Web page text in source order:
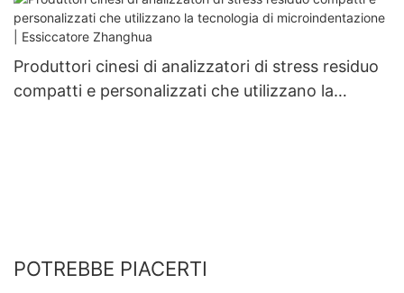
Produttori cinesi di analizzatori di stress residuo
compatti e personalizzati che utilizzano la
POTREBBE PIACERTI